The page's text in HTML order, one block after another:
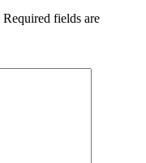
Required fields are